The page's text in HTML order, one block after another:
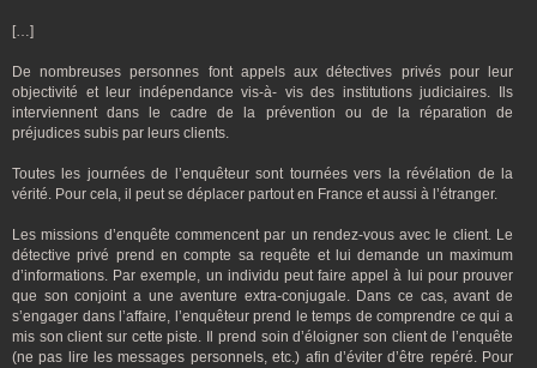
[…]
De nombreuses personnes font appels aux détectives privés pour leur
objectivité et leur indépendance vis-à- vis des institutions judiciaires. Ils
interviennent dans le cadre de la prévention ou de la réparation de
préjudices subis par leurs clients.
Toutes les journées de l’enquêteur sont tournées vers la révélation de la
vérité. Pour cela, il peut se déplacer partout en France et aussi à l’étranger.
Les missions d’enquête commencent par un rendez-vous avec le client. Le
détective privé prend en compte sa requête et lui demande un maximum
d’informations. Par exemple, un individu peut faire appel à lui pour prouver
que son conjoint a une aventure extra-conjugale. Dans ce cas, avant de
s’engager dans l’affaire, l’enquêteur prend le temps de comprendre ce qui a
mis son client sur cette piste. Il prend soin d’éloigner son client de l’enquête
(ne pas lire les messages personnels, etc.) afin d’éviter d’être repéré. Pour